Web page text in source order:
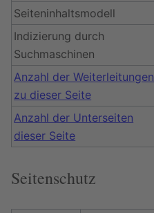
Seiteninhaltsmodell
Indizierung durch
Suchmaschinen
Anzahl der Weiterleitungen
zu dieser Seite
Anzahl der Unterseiten
dieser Seite
Seitenschutz